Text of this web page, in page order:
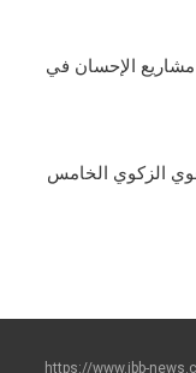
مشاريع الإحسان في
الزكوي الخامس